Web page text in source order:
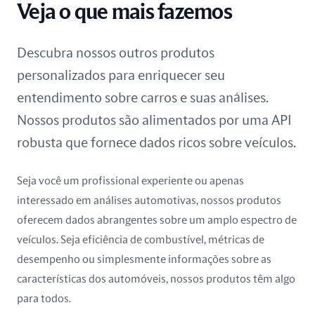
Ucrânia
África do Sul
Veja o que mais fazemos
Descubra nossos outros produtos
personalizados para enriquecer seu
entendimento sobre carros e suas análises.
Nossos produtos são alimentados por uma API
robusta que fornece dados ricos sobre veículos.
Seja você um profissional experiente ou apenas
interessado em análises automotivas, nossos produtos
oferecem dados abrangentes sobre um amplo espectro de
veículos. Seja eficiência de combustível, métricas de
desempenho ou simplesmente informações sobre as
características dos automóveis, nossos produtos têm algo
para todos.